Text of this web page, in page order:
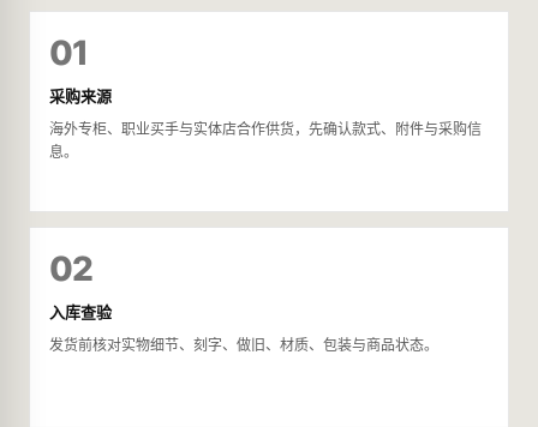
01
采购来源
海外专柜、职业买手与实体店合作供货，先确认款式、附件与采购信
息。
02
入库查验
发货前核对实物细节、刻字、做旧、材质、包装与商品状态。